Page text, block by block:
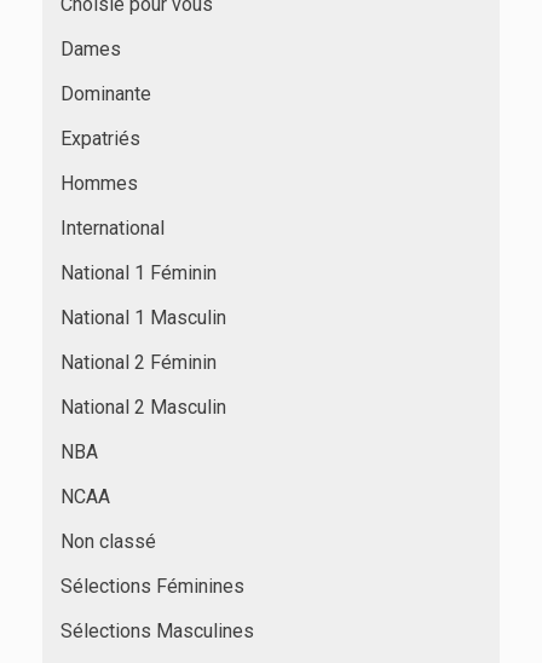
Dames
Dominante
Expatriés
Hommes
International
National 1 Féminin
National 1 Masculin
National 2 Féminin
National 2 Masculin
NBA
NCAA
Non classé
Sélections Féminines
Sélections Masculines